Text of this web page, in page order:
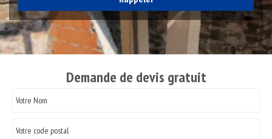
Demande de devis gratuit